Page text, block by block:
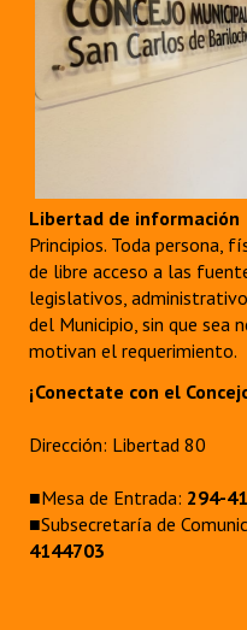
Libertad de información
Principios. Toda persona,
de libre acceso a las
legislativos,
del Municipio, sin que sea
motivan el requerimiento.
¡Conectate con el
Dirección: Libertad 80
■Mesa de Entrada: 294-
■Subsecretaría de
4144703